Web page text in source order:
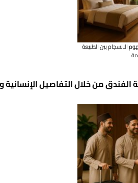
الانسجام بين الطبيعة
من خلال التفاصيل الإنسانية